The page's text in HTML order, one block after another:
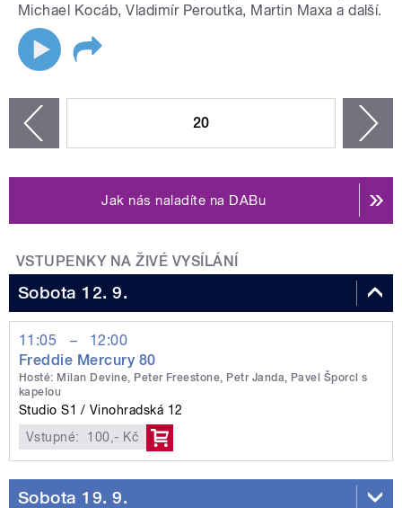
Michael Kocáb, Vladimír Peroutka, Martin Maxa a další.
20
Jak nás naladíte na DABu
VSTUPENKY NA ŽIVÉ VYSÍLÁNÍ
Sobota 12. 9.
11:05 –
12:00
Freddie Mercury 80
Hosté: Milan Devine, Peter Freestone, Petr Janda, Pavel Šporcl s
kapelou
Studio S1
Vinohradská 12
Vstupné:
100,- Kč
Sobota 19. 9.